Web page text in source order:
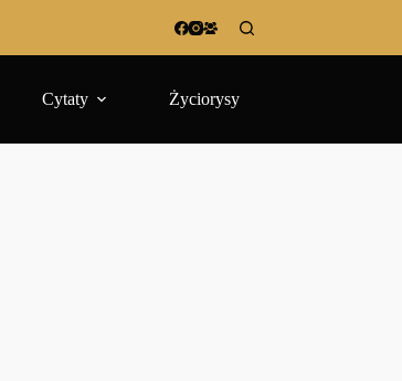
Cytaty Życiorysy